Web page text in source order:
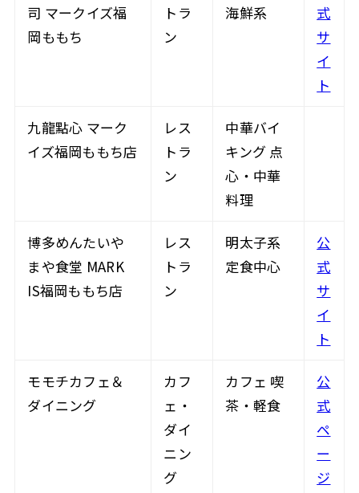
司 マークイズ福
岡ももち
トラ
ン
海鮮系
式
サ
イ
ト
九龍點心 マーク
イズ福岡ももち店
レス
トラ
ン
中華バイ
キング 点
心・中華
料理
博多めんたいや
まや食堂 MARK
IS福岡ももち店
レス
トラ
ン
明太子系
定食中心
公
式
サ
イ
ト
モモチカフェ＆
ダイニング
カフ
ェ・
ダイ
ニン
グ
カフェ 喫
茶・軽食
公
式
ペ
ー
ジ